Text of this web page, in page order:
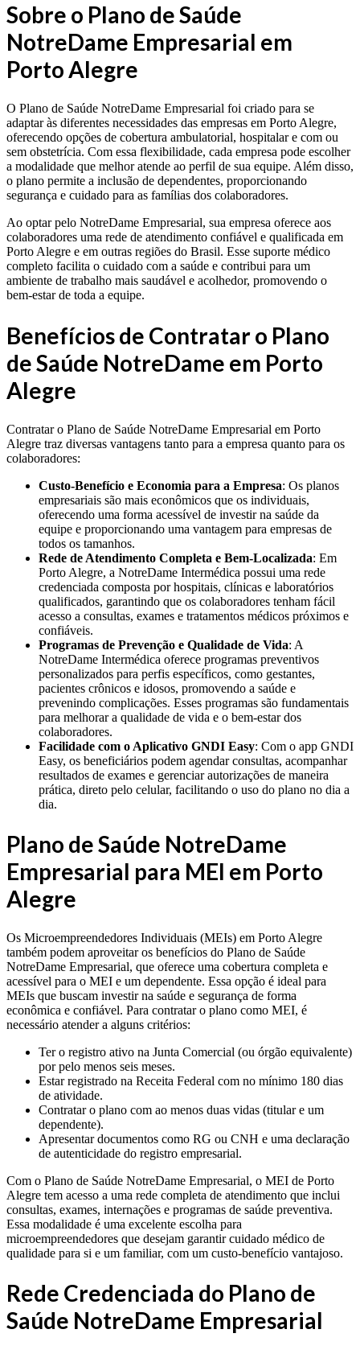
Sobre o Plano de Saúde
NotreDame Empresarial em
Porto Alegre
O Plano de Saúde NotreDame Empresarial foi criado para se
adaptar às diferentes necessidades das empresas em Porto Alegre,
oferecendo opções de cobertura ambulatorial, hospitalar e com ou
sem obstetrícia. Com essa flexibilidade, cada empresa pode escolher
a modalidade que melhor atende ao perfil de sua equipe. Além disso,
o plano permite a inclusão de dependentes, proporcionando
segurança e cuidado para as famílias dos colaboradores.
Ao optar pelo NotreDame Empresarial, sua empresa oferece aos
colaboradores uma rede de atendimento confiável e qualificada em
Porto Alegre e em outras regiões do Brasil. Esse suporte médico
completo facilita o cuidado com a saúde e contribui para um
ambiente de trabalho mais saudável e acolhedor, promovendo o
bem-estar de toda a equipe.
Benefícios de Contratar o Plano
de Saúde NotreDame em Porto
Alegre
Contratar o Plano de Saúde NotreDame Empresarial em Porto
Alegre traz diversas vantagens tanto para a empresa quanto para os
colaboradores:
Custo-Benefício e Economia para a Empresa: Os planos
empresariais são mais econômicos que os individuais,
oferecendo uma forma acessível de investir na saúde da
equipe e proporcionando uma vantagem para empresas de
todos os tamanhos.
Rede de Atendimento Completa e Bem-Localizada: Em
Porto Alegre, a NotreDame Intermédica possui uma rede
credenciada composta por hospitais, clínicas e laboratórios
qualificados, garantindo que os colaboradores tenham fácil
acesso a consultas, exames e tratamentos médicos próximos e
confiáveis.
Programas de Prevenção e Qualidade de Vida: A
NotreDame Intermédica oferece programas preventivos
personalizados para perfis específicos, como gestantes,
pacientes crônicos e idosos, promovendo a saúde e
prevenindo complicações. Esses programas são fundamentais
para melhorar a qualidade de vida e o bem-estar dos
colaboradores.
Facilidade com o Aplicativo GNDI Easy: Com o app GNDI
Easy, os beneficiários podem agendar consultas, acompanhar
resultados de exames e gerenciar autorizações de maneira
prática, direto pelo celular, facilitando o uso do plano no dia a
dia.
Plano de Saúde NotreDame
Empresarial para MEI em Porto
Alegre
Os Microempreendedores Individuais (MEIs) em Porto Alegre
também podem aproveitar os benefícios do Plano de Saúde
NotreDame Empresarial, que oferece uma cobertura completa e
acessível para o MEI e um dependente. Essa opção é ideal para
MEIs que buscam investir na saúde e segurança de forma
econômica e confiável. Para contratar o plano como MEI, é
necessário atender a alguns critérios:
Ter o registro ativo na Junta Comercial (ou órgão equivalente)
por pelo menos seis meses.
Estar registrado na Receita Federal com no mínimo 180 dias
de atividade.
Contratar o plano com ao menos duas vidas (titular e um
dependente).
Apresentar documentos como RG ou CNH e uma declaração
de autenticidade do registro empresarial.
Com o Plano de Saúde NotreDame Empresarial, o MEI de Porto
Alegre tem acesso a uma rede completa de atendimento que inclui
consultas, exames, internações e programas de saúde preventiva.
Essa modalidade é uma excelente escolha para
microempreendedores que desejam garantir cuidado médico de
qualidade para si e um familiar, com um custo-benefício vantajoso.
Rede Credenciada do Plano de
Saúde NotreDame Empresarial